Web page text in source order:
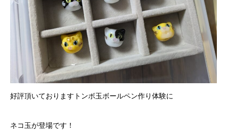
好評頂いておりますトンボ玉ボールペン作り体験に
ネコ玉が登場です！